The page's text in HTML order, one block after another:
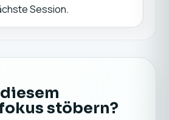
Session.
stöbern?